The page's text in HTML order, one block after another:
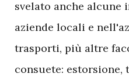
svelato anche
aziende locali e
trasporti, più altre
consuete: